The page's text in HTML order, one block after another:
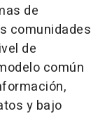
de
comunidades
de
común
y bajo